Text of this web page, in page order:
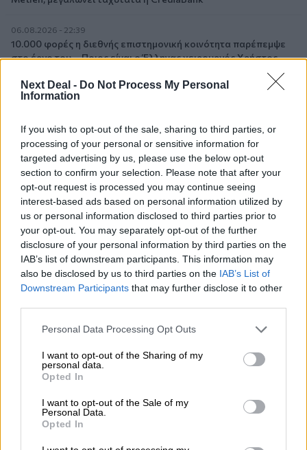
Next Deal - Do Not Process My Personal
Information
If you wish to opt-out of the sale, sharing to third parties, or
processing of your personal or sensitive information for
targeted advertising by us, please use the below opt-out
section to confirm your selection. Please note that after your
opt-out request is processed you may continue seeing
interest-based ads based on personal information utilized by
us or personal information disclosed to third parties prior to
your opt-out. You may separately opt-out of the further
disclosure of your personal information by third parties on the
IAB’s list of downstream participants. This information may
also be disclosed by us to third parties on the IAB’s List of
Downstream Participants that may further disclose it to other
Personal Data Processing Opt Outs
I want to opt-out of the Sharing of my
personal data.
Opted In
I want to opt-out of the Sale of my
Personal Data.
Opted In
06.08.2026 - 22:39
10.000 φορές η διεθνής επιστημονική κοινότητα παρέπεμψε
στο έργο του – Ποιος είναι ο Έλληνας χειρουργός Χρήστος
06.08.2026 - 14:55
Επιχειρηματικής Ανάπτυξης Ομίλου HHG
06.08.2026 - 13:30
Όταν η επόμενη μέρα είναι στάχτη, τι θα πει ο Ασφαλιστικός
Διαμεσολαβητής στον πελάτη κλάδου υγείας;
06.08.2026 - 12:22
Kavita Patel - PhARMA Innovation Forum: Ένα στα πέντε
καινοτόμα φάρμακα φτάνει τελικά στην Ελλάδα
06.08.2026 - 11:37
Μείωση ασφαλιστικών εισφορών ύψους 240 εκατ. ευρώ
06.08.2026 - 10:45
Ευρώπη: Μπορεί η κλιματική αλλαγή να οδηγήσει σε
ενεργειακή κρίση;
Στέλιος Λιανός – INTERAMERICAN / Αθηναϊκή Γενική Κλινική